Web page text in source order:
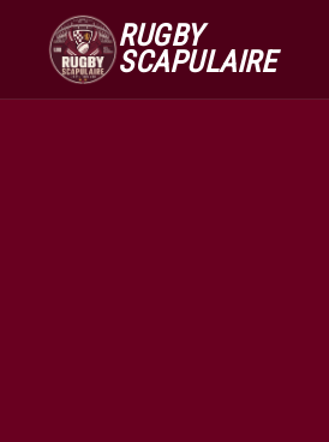
RUGBY
SCAPULAIRE